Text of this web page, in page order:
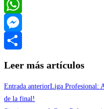
Twitter
WhatsApp
Messenger
Leer más artículos
Entrada anteriorLiga Profesional:
de la final!